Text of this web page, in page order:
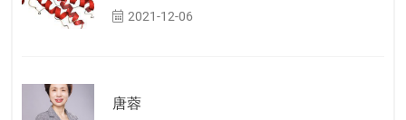
2021-12-06
唐蓉